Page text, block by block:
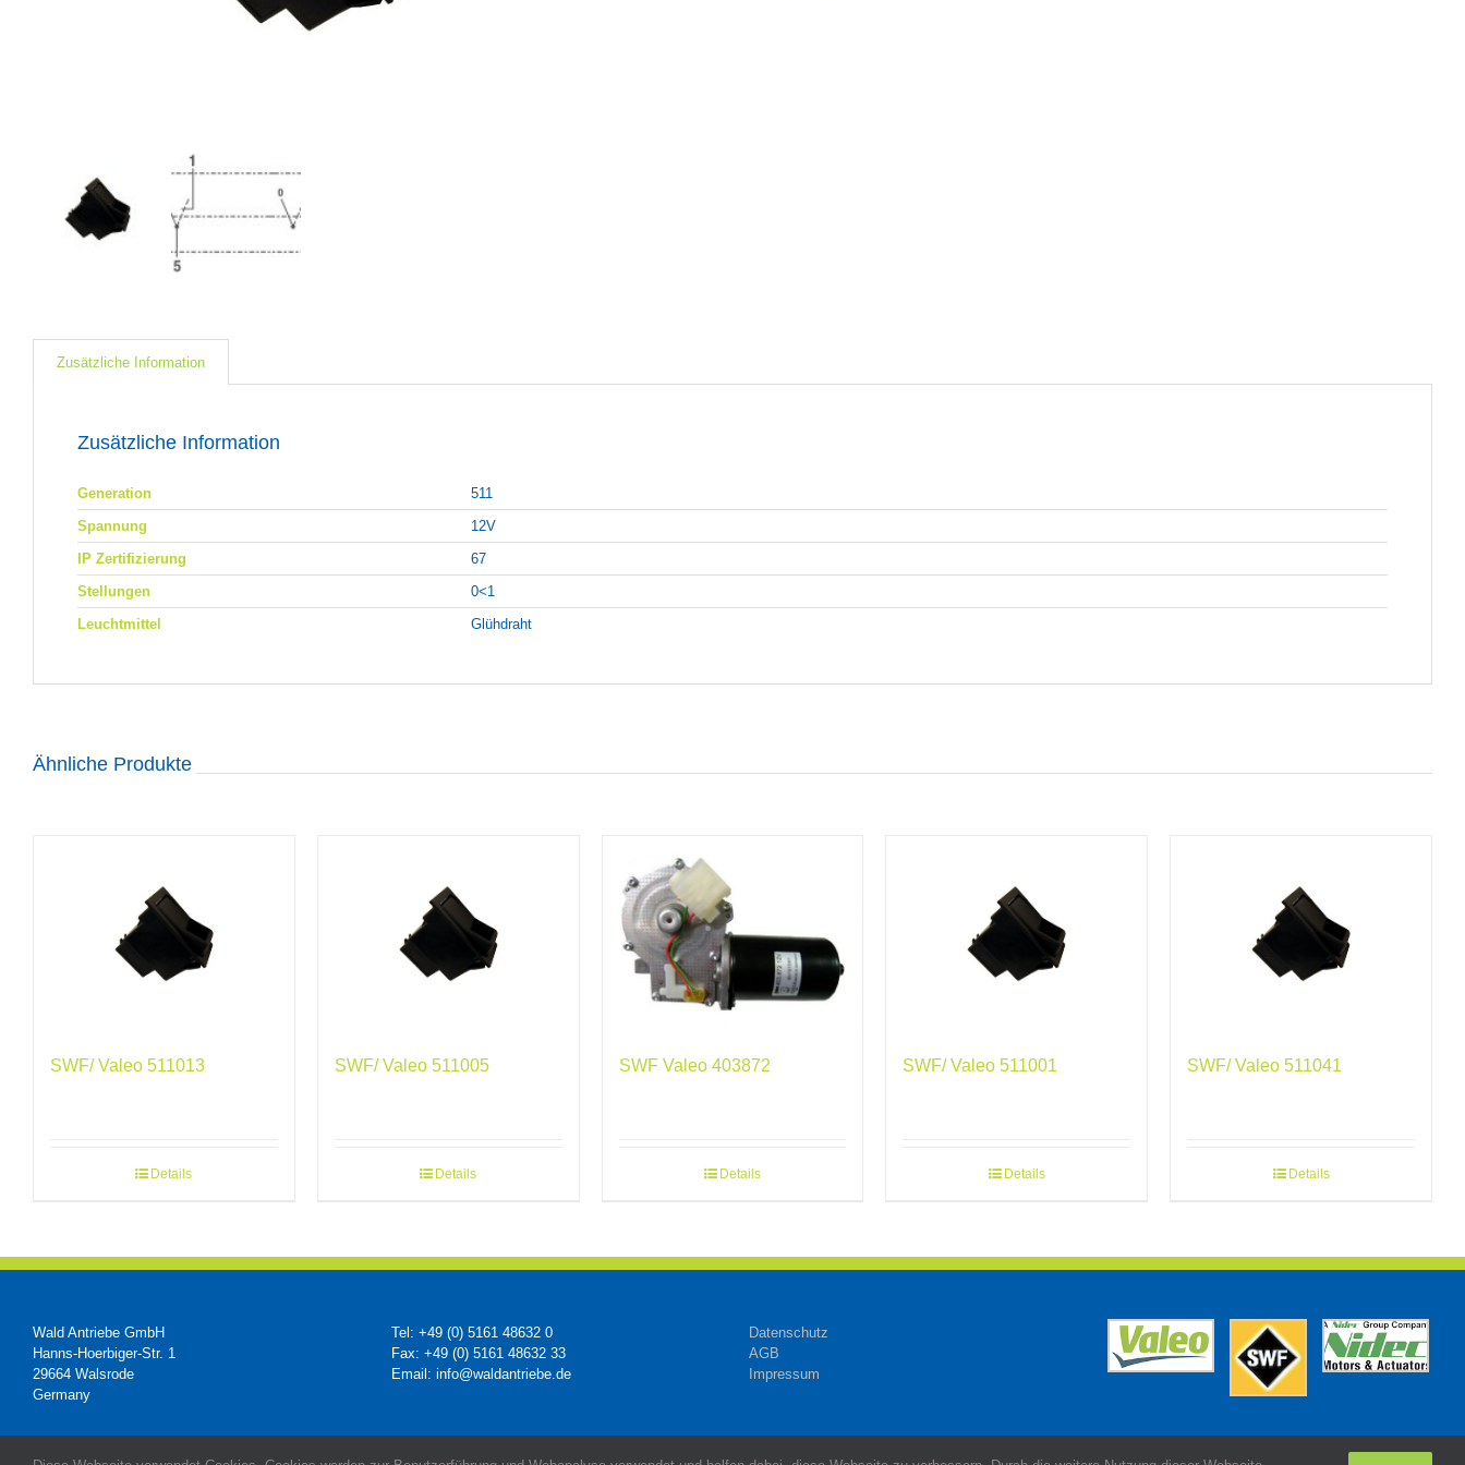
Zusätzliche Information
Zusätzliche Information
Generation
511
Spannung
12V
IP Zertifizierung
67
Stellungen
0<1
Leuchtmittel
Glühdraht
Ähnliche Produkte
SWF/ Valeo 511013
Details
SWF/ Valeo 511005
Details
SWF Valeo 403872
Details
SWF/ Valeo 511001
Details
SWF/ Valeo 511041
Details
Wald Antriebe GmbH
Hanns-Hoerbiger-Str. 1
29664 Walsrode
Germany
Tel: +49 (0) 5161 48632 0
Fax: +49 (0) 5161 48632 33
Email: info@waldantriebe.de
Datenschutz
AGB
Impressum